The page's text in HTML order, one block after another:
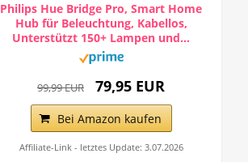
Philips Hue Bridge Pro, Smart Home
Hub für Beleuchtung, Kabellos,
Unterstützt 150+ Lampen und...
99,99 EUR 79,95 EUR
Bei Amazon kaufen
Affiliate-Link - letztes Update: 3.07.2026